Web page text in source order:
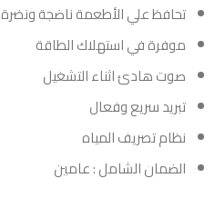
تحافظ علي الأطعمة ناضجة ونضرة
موفرة في استهلاك الطاقة
صوت هادئ اثناء التشغيل
تبريد سريع وفعال
نظام تصريف المياه
الضمان الشامل : عامين